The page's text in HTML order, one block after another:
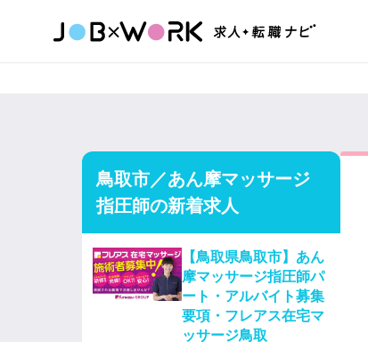
鳥取市／あん摩マッサージ
指圧師の新着求人
【鳥取県鳥取市】あん
摩マッサージ指圧師パ
ート・アルバイト募集
要項・フレアス在宅マ
ッサージ鳥取